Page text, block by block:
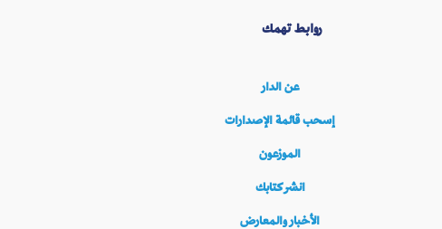
روابط تهمك
عن الدار
إسحب قائمة الإصدارات
الموزعون
انشر كتابك
الأخبار والمعارض